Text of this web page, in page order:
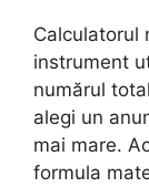
Calculatorul
instrument
numărul
alegi un
mai mare.
formula